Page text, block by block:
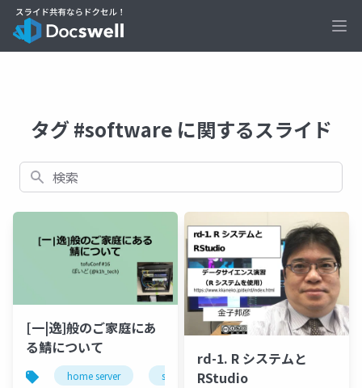
タグ #software に関するスライド
検索
[一|逸]般のご家庭にあ
る鯖について
home server server operation
rd-1. R システムと
RStudio